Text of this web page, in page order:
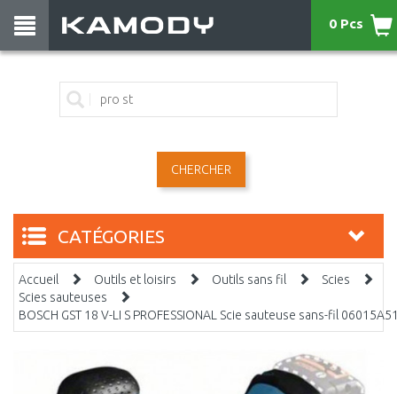
CHERCHER
0 Pcs
CATÉGORIES
Accueil Outils et loisirs Outils sans fil
Scies
Scies sauteuses
BOSCH GST 18 V-LI S PROFESSIONAL Scie sauteuse sans-fil